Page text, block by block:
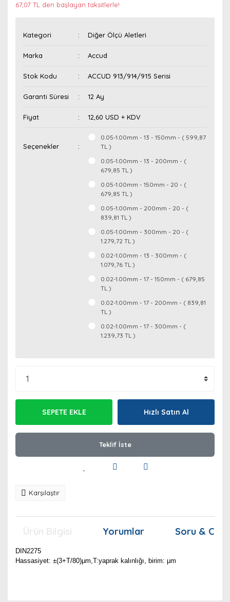
67,07 TL den başlayan taksitlerle!
Kategori Diğer Ölçü Aletleri
Marka Accud
Stok Kodu ACCUD 913/914/915 Serisi
Garanti Süresi 12 Ay
Fiyat 12,60 USD + KDV
Seçenekler
0.05-1.00mm - 13 - 150mm - ( 599,87
TL )
0.05-1.00mm - 13 - 200mm - (
679,85 TL )
0.05-1.00mm - 150mm - 20 - (
679,85 TL )
0.05-1.00mm - 200mm - 20 - (
839,81 TL )
0.05-1.00mm - 300mm - 20 - (
1.279,72 TL )
0.02-1.00mm - 13 - 300mm - (
1.079,76 TL )
0.02-1.00mm - 17 - 150mm - ( 679,85
TL )
0.02-1.00mm - 17 - 200mm - ( 839,81
TL )
0.02-1.00mm - 17 - 300mm - (
1.239,73 TL )
SEPETE EKLE Hızlı Satın Al
Teklif İste
Karşılaştır
Yorumlar Soru &
DIN2275
Hassasiyet: ±(3+T/80)μm,T:yaprak kalınlığı, birim: μm